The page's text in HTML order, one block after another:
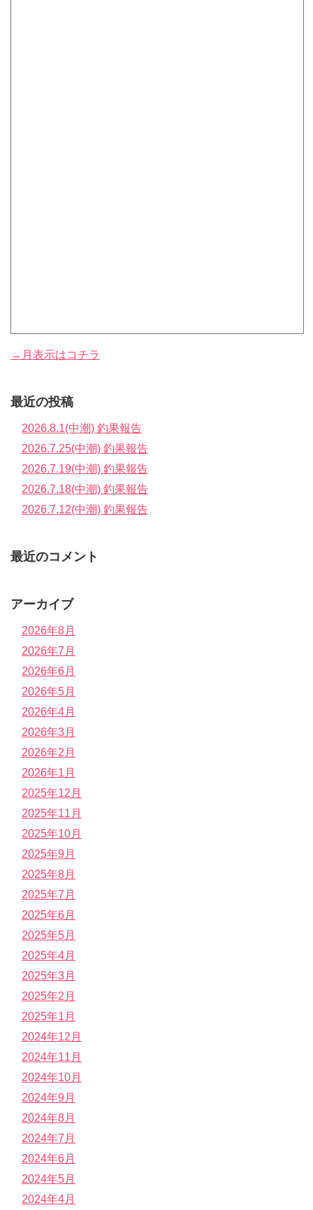
→月表示はコチラ
最近の投稿
2026.8.1(中潮) 釣果報告
2026.7.25(中潮) 釣果報告
2026.7.19(中潮) 釣果報告
2026.7.18(中潮) 釣果報告
2026.7.12(中潮) 釣果報告
最近のコメント
アーカイブ
2026年8月
2026年7月
2026年6月
2026年5月
2026年4月
2026年3月
2026年2月
2026年1月
2025年12月
2025年11月
2025年10月
2025年9月
2025年8月
2025年7月
2025年6月
2025年5月
2025年4月
2025年3月
2025年2月
2025年1月
2024年12月
2024年11月
2024年10月
2024年9月
2024年8月
2024年7月
2024年6月
2024年5月
2024年4月